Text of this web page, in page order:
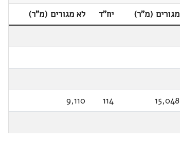
מגורים (מ"ר) יח"ד
לא מגורים (מ"ר)
15,048
114
9,110